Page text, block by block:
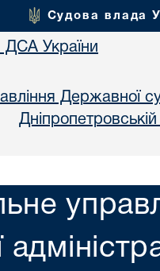
Судова влада
ДСА України
Державної